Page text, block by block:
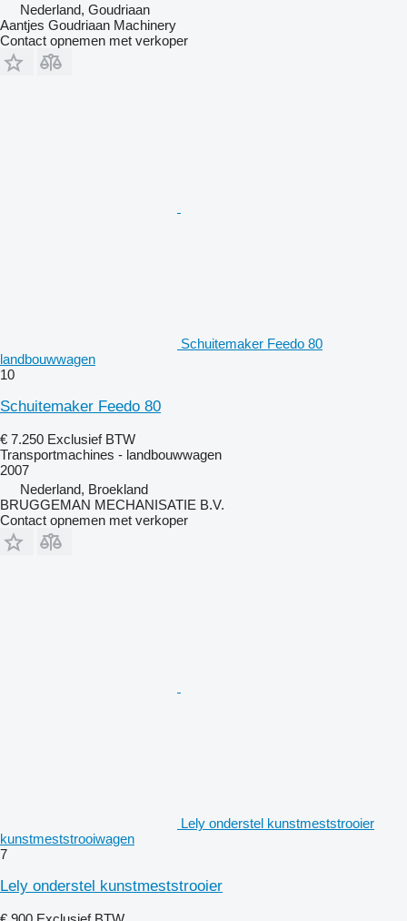
Nederland, Goudriaan
Aantjes Goudriaan Machinery
Contact opnemen met verkoper
Schuitemaker Feedo 80
landbouwwagen
10
Schuitemaker Feedo 80
€ 7.250 Exclusief BTW
Transportmachines - landbouwwagen
2007
Nederland, Broekland
BRUGGEMAN MECHANISATIE B.V.
Contact opnemen met verkoper
Lely onderstel kunstmeststrooier
kunstmeststrooiwagen
7
Lely onderstel kunstmeststrooier